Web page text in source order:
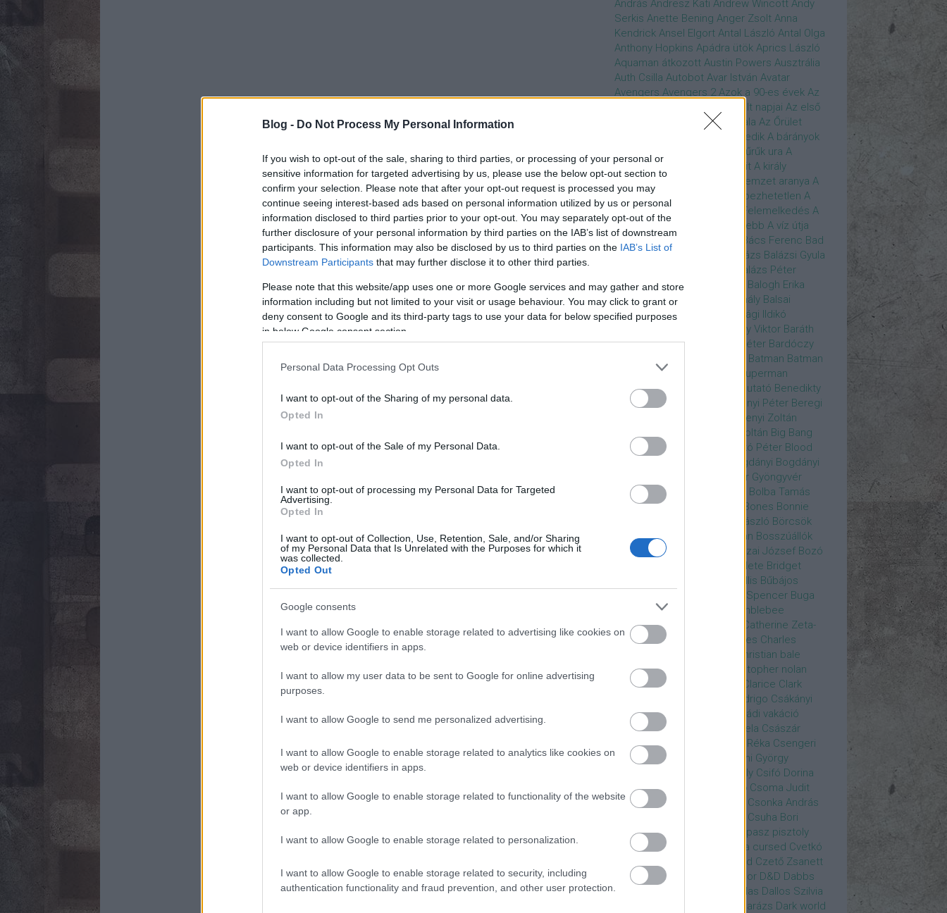
Blog - Do Not Process My Personal Information
If you wish to opt-out of the sale, sharing to third parties, or processing of your personal or
sensitive information for targeted advertising by us, please use the below opt-out section to
confirm your selection. Please note that after your opt-out request is processed you may
continue seeing interest-based ads based on personal information utilized by us or personal
information disclosed to third parties prior to your opt-out. You may separately opt-out of the
further disclosure of your personal information by third parties on the IAB’s list of downstream
participants. This information may also be disclosed by us to third parties on the IAB’s List of
Downstream Participants that may further disclose it to other third parties.
Please note that this website/app uses one or more Google services and may gather and store
information including but not limited to your visit or usage behaviour. You may click to grant or
deny consent to Google and its third-party tags to use your data for below specified purposes
in below Google consent section.
Personal Data Processing Opt Outs
I want to opt-out of the Sharing of my personal data.
Opted In
I want to opt-out of the Sale of my Personal Data.
Opted In
I want to opt-out of processing my Personal Data for Targeted
Advertising.
Opted In
I want to opt-out of Collection, Use, Retention, Sale, and/or Sharing
of my Personal Data that Is Unrelated with the Purposes for which it
was collected.
Opted Out
Google consents
I want to allow Google to enable storage related to advertising like cookies on
web or device identifiers in apps.
I want to allow my user data to be sent to Google for online advertising
purposes.
I want to allow Google to send me personalized advertising.
I want to allow Google to enable storage related to analytics like cookies on
web or device identifiers in apps.
I want to allow Google to enable storage related to functionality of the website
or app.
I want to allow Google to enable storage related to personalization.
I want to allow Google to enable storage related to security, including
authentication functionality and fraud prevention, and other user protection.
András Andresz Kati Andrew Wincott Andy
Serkis Anette Bening Anger Zsolt Anna
Kendrick Ansel Elgort Antal László Antal Olga
Anthony Hopkins Apádra ütök Aprics László
Aquaman átkozott Austin Powers Ausztrália
Auth Csilla Autobot Avar István Avatar
Avengers Avengers 2 Azok a 90-es évek Az
Az eljövendő múlt napjai Az első
Az igazság hajnala Az Őrület
Az Utolsó Jedik A bárányok
A gyűrűk ura A
Hangya és a Darázs
A hobbit A király
beszéde A kis hableány A nemzet aranya A
Notre Dame i toronyőr
A sebezhetetlen A
sötét lovag A sötét lovag - Felemelkedés A
szomszéd nője mindig zöldebb A víz útja
Baby Driver Bácskai János Bács Ferenc Bad
Boys Bajos csajok Balázs Balázsi Gyula
Balázs Péter
Baldurs Gate 3
Balogh Erika
Balogh Mix Stúdió
Balog Mihály Balsai
Mónika Bánfalvi Eszter
Bánsági Ildikó
Baradlay Viktor Baráth
István Barát Attia Barbinek Péter Bardóczy
Batman Batman
Superman ellen
Batman v Superman
Beetlejuice
bemutató Benedikty
Marcell
Benkő Péter Bercsényi Péter Beregi
Berzsenyi Zoltán
Bezerédi Zoltán Big Bang
Media Kft.
Blake Lively Blaskó Péter Blood
Bogdányi Bogdányi
Bognár Gyöngyvér
Bognár Tamás
Bolba Tamás
Boldog Gábor
Bones Bonnie
Borbély László Börcsök
Enikő Boros Zoltán Bor Zoltán Bosszúállók
Botár Endre
Bozai József Bozó
Brian élete Bridget
Bruce Willis Bűbájos
Bud Spencer Buga
bukott birodalom
Bumblebee
Cameron Diaz
Catherine Zeta-
Jones CD Projekt Red Charles Charles
christian bale
Christopher Eccleston
christopher nolan
Chris Hemsworth
Clarice Clark
Crespo Rodrigo Csákányi
Eszter Csákányi László
Családi vakáció
Csankó Zoltán
Császár Angela Császár
Róbert Cseke Péter Csellár Réka Csengeri
Attila
Csere Ágnes
Cserhalmi György
Csiby Gergely Csifó Dorina
Csillagok Háborúja
Csodanő Csoma Judit
Csomós Mari
Csonka András
Csuha Bori
Csuha Lajos
Csupasz pisztoly
Csurka László
Csűrös Karola cursed Cvetkó
Czető Roland Czető Zsanett
Czigány Judit
Czvetkó Sándor D&D Dabbs
Greer
Dallas Dallos Szilvia
Darázs Dark world